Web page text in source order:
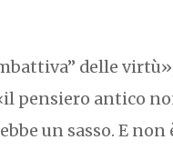
delle
pensiero antico
un sasso. E non